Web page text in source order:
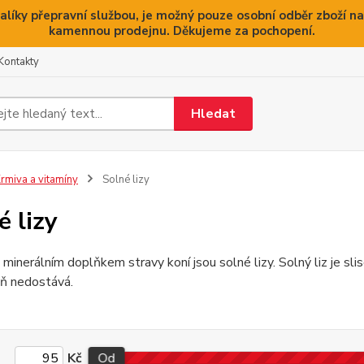
přepravní službou, je možný pouze osobní odběr zboží
kamennou prodejnu. Děkujeme za pochopení.
Hledat
a vitamíny Solné lizy
lizy
doplňkem stravy koní jsou solné lizy. Solný liz je
nedostává.
Kč Od